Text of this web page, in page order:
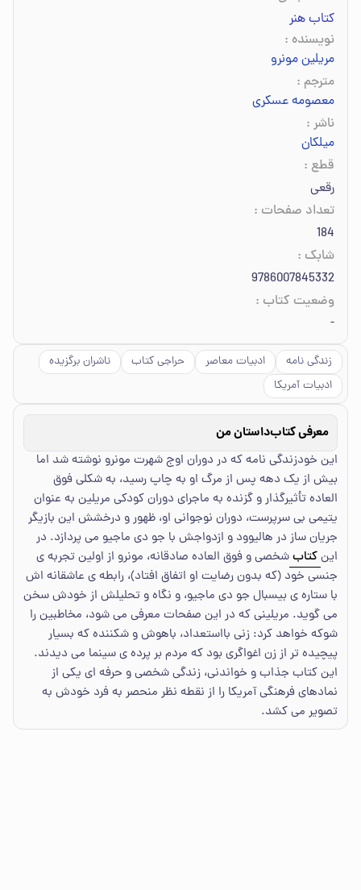
کتاب هنر
نویسنده :
مریلین مونرو
مترجم :
معصومه عسکری
ناشر :
میلکان
قطع :
رقعی
تعداد صفحات :
184
شابک :
9786007845332
وضعیت کتاب :
-
زندگی نامه ادبیات معاصر حراجی کتاب
ناشران برگزیده
ادبیات آمریکا
معرفی کتابداستان من
این خودزندگی نامه که در دوران اوج شهرت مونرو نوشته شد اما
بیش از یک دهه پس از مرگ او به چاپ رسید، به شکلی فوق
العاده تأثیرگذار و گزنده به ماجرای دوران کودکی مریلین به عنوان
یتیمی بی سرپرست، دوران نوجوانی او، ظهور و درخشش این بازیگر
جریان ساز در هالیوود و ازدواجش با جو دی ماجیو می پردازد. در
اینکتابشخصی و فوق العاده صادقانه، مونرو از اولین تجربه ی
جنسی خود (که بدون رضایت او اتفاق افتاد)، رابطه ی عاشقانه اش
با ستاره ی بیسبال جو دی ماجیو، و نگاه و تحلیلش از خودش سخن
می گوید. مریلینی که در این صفحات معرفی می شود، مخاطبین را
شوکه خواهد کرد: زنی بااستعداد، باهوش و شکننده که بسیار
پیچیده تر از زن اغواگری بود که مردم بر پرده ی سینما می دیدند.
این کتاب جذاب و خواندنی، زندگی شخصی و حرفه ای یکی از
نمادهای فرهنگی آمریکا را از نقطه نظر منحصر به فرد خودش به
تصویر می کشد.